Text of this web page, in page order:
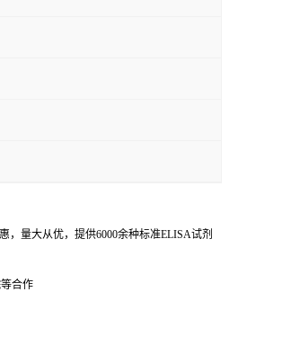
量大从优，提供6000余种标准ELISA试剂
合作